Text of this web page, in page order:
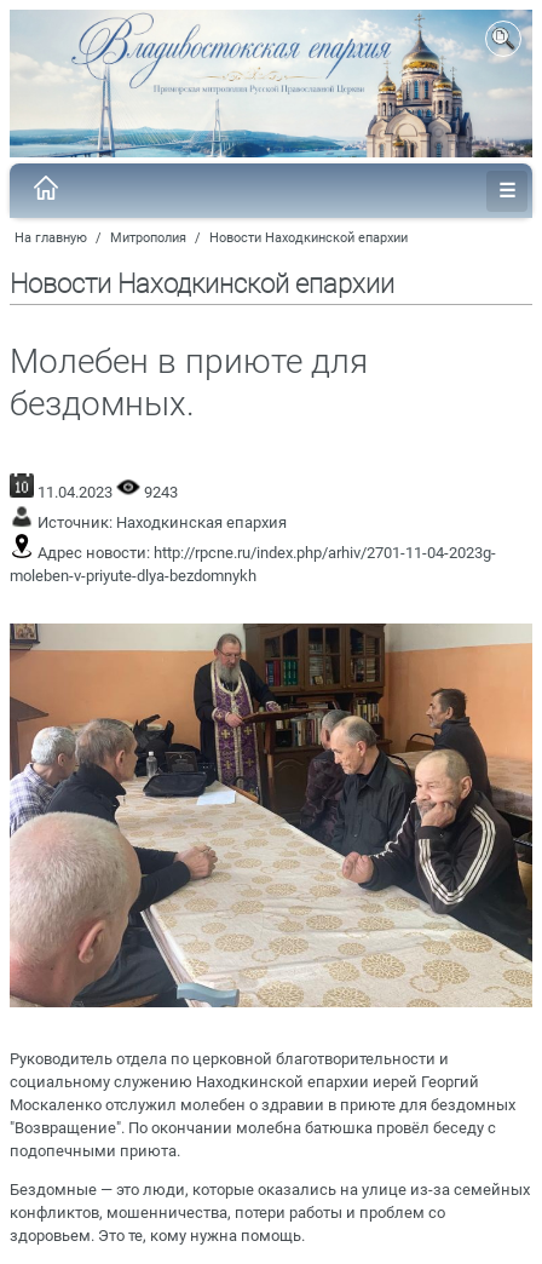
На главную / Митрополия / Новости Находкинской епархии
Новости Находкинской епархии
Молебен в приюте для
бездомных.
11.04.2023
9243
Источник: Находкинская епархия
Адрес новости: http://rpcne.ru/index.php/arhiv/2701-11-04-2023g-
moleben-v-priyute-dlya-bezdomnykh
Руководитель отдела по церковной благотворительности и
социальному служению Находкинской епархии иерей Георгий
Москаленко отслужил молебен о здравии в приюте для бездомных
"Возвращение". По окончании молебна батюшка провёл беседу с
подопечными приюта.
Бездомные — это люди, которые оказались на улице из-за семейных
конфликтов, мошенничества, потери работы и проблем со
здоровьем. Это те, кому нужна помощь.